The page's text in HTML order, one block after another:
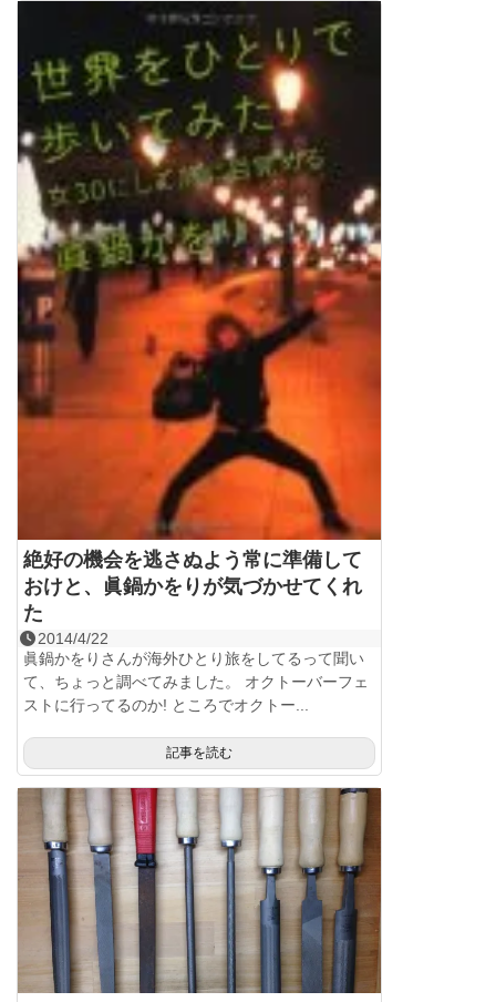
絶好の機会を逃さぬよう常に準備して
おけと、眞鍋かをりが気づかせてくれ
た
2014/4/22
眞鍋かをりさんが海外ひとり旅をしてるって聞い
て、ちょっと調べてみました。 オクトーバーフェ
ストに行ってるのか! ところでオクトー...
記事を読む